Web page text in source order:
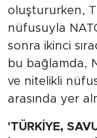
oluştururken,
nüfusuyla
sonra ikinci
bu bağlamda,
ve nitelikli
arasında yer
'TÜRKİYE,